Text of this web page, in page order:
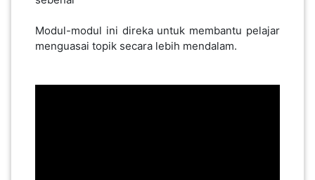
Modul-modul ini direka untuk membantu pelajar
menguasai topik secara lebih mendalam.